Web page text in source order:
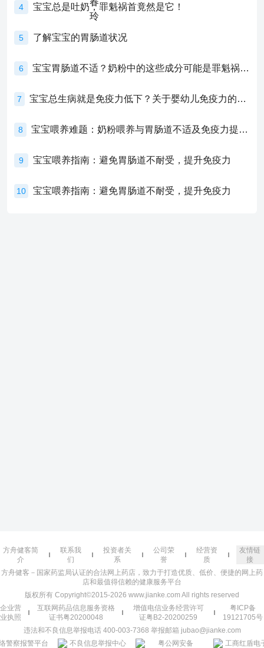
4 宝宝总是吐奶，罪魁祸首竟然是它！
5 了解宝宝的胃肠道状况
6 宝宝胃肠道不适？奶粉中的这些成分可能是罪魁祸首！
7 宝宝总生病就是免疫力低下？关于婴幼儿免疫力的真相，家长必须了解！
8 宝宝喂养难题：奶粉喂养与胃肠道不适及免疫力提升的奥秘
9 宝宝喂养指南：避免胃肠道不耐受，提升免疫力
10 宝宝喂养指南：避免胃肠道不耐受，提升免疫力
方舟健客简
介
联系我
们
投资者关
系
公司荣
誉
经营资
质
友情链
接
方舟健客－国家药监局认证的合法网上药店，致力于打造优质、低价、便捷的网上药
店和最值得信赖的健康服务平台
版权所有 Copyright©2015-2026 www.jianke.com All rights reserved
企业营
业执照
互联网药品信息服务资格
证书粤20200048
增值电信业务经营许可
证粤B2-20200259
粤ICP备
19121705号
违法和不良信息举报电话 400-003-7368 举报邮箱 jubao@jianke.com